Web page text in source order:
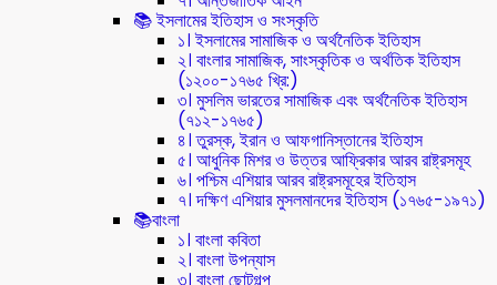
📚 ইসলামের ইতিহাস ও সংস্কৃতি
১। ইসলামের সামাজিক ও অর্থনৈতিক ইতিহাস
২। বাংলার সামাজিক, সাংস্কৃতিক ও অর্থতিক ইতিহাস
(১২০০-১৭৬৫ খ্রি:)
৩। মুসলিম ভারতের সামাজিক এবং অর্থনৈতিক ইতিহাস
(৭১২-১৭৬৫)
৪। তুরস্ক, ইরান ও আফগানিস্তানের ইতিহাস
৫। আধুনিক মিশর ও উত্তর আফ্রিকার আরব রাষ্ট্রসমূহ
৬। পশ্চিম এশিয়ার আরব রাষ্ট্রসমূহের ইতিহাস
৭। দক্ষিণ এশিয়ার মুসলমানদের ইতিহাস (১৭৬৫-১৯৭১)
📚বাংলা
১। বাংলা কবিতা
২। বাংলা উপন্যাস